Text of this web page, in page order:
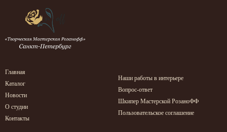
Главная
Каталог
Новости
О студии
Контакты
Наши работы в интерьере
Вопрос-ответ
Шкипер Мастерской РозаноФФ
Пользовательское соглашение